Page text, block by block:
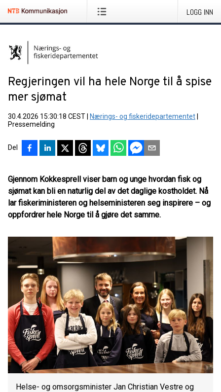
LOGG INN
Regjeringen vil ha hele Norge til å spise
mer sjømat
30.4.2026 15:30:18 CEST Nærings- og fiskeridepartementet
Pressemelding
Del
Gjennom Kokkesprell viser barn og unge hvordan fisk og
sjømat kan bli en naturlig del av det daglige kostholdet. Nå
lar fiskeriministeren og helseministeren seg inspirere – og
oppfordrer hele Norge til å gjøre det samme.
Helse- og omsorgsminister Jan Christian Vestre og